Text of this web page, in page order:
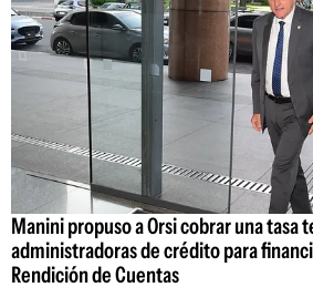
Manini propuso a Orsi cobrar una tasa
administradoras de crédito para
Rendición de Cuentas